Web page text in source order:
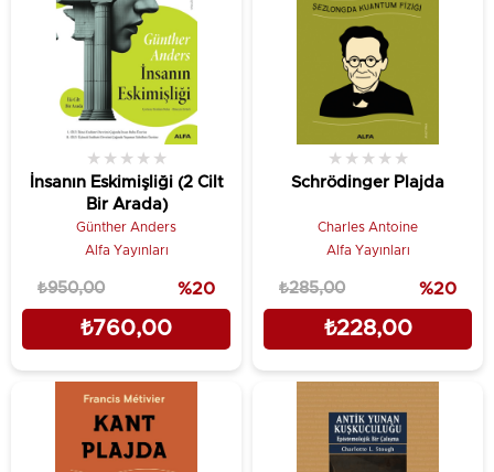
İnsanın Eskimişliği (2 Cilt
Bir Arada)
★ ★ ★ ★ ★
Günther Anders
Alfa Yayınları
₺760,00
₺950,00 %20
Schrödinger Plajda
★ ★ ★ ★ ★
Charles Antoine
Alfa Yayınları
₺228,00
₺285,00 %20